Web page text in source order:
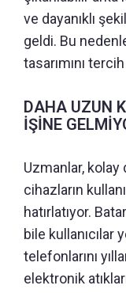
ve dayanıklı
geldi. Bu
tasarımını
DAHA UZUN
İŞİNE
Uzmanlar, kolay
cihazların
hatırlatıyor.
bile kullanıcılar
telefonlarını
elektronik